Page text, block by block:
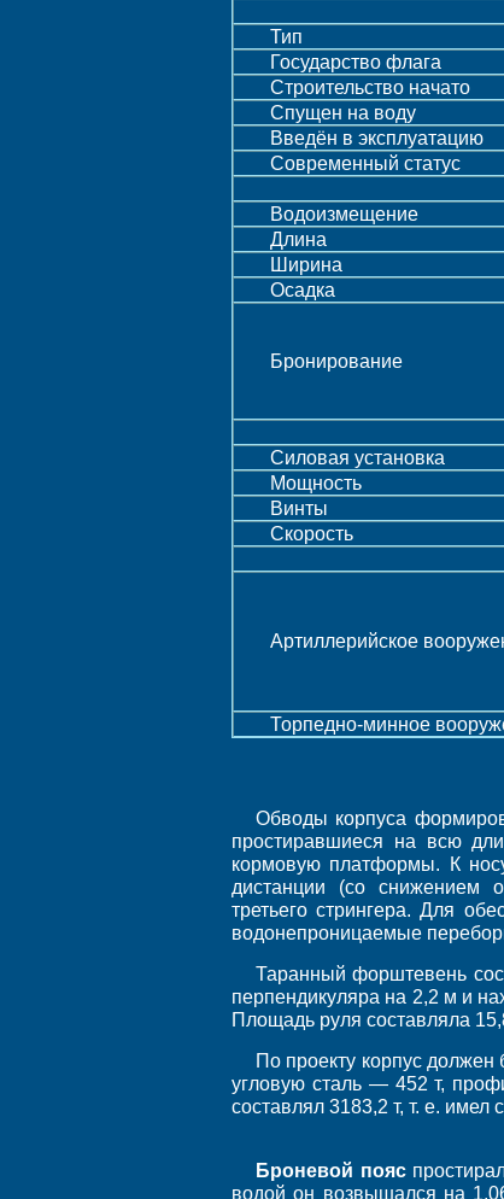
Тип
Государство флага
Строительство начато
Спущен на воду
Введён в эксплуатацию
Современный статус
Водоизмещение
Длина
Ширина
Осадка
Бронирование
Силовая установка
Мощность
Винты
Скорость
Артиллерийское
Торпедно-минное
Обводы корпуса
простиравшиеся на всю
кормовую платформы. К
дистанции (со снижением
третьего стрингера. Для
водонепроницаемые
Таранный форштевень
перпендикуляра на 2,2 м и
Площадь руля составляла
По проекту корпус должен
угловую сталь — 452 т,
составлял 3183,2 т, т. е. имел
Броневой пояс
водой он возвышался на